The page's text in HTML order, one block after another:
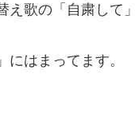
歌の「自粛して」
にはまってます。